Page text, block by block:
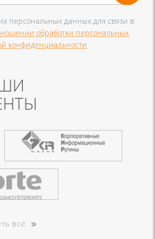
персональных данных для связи в
обработки персональных
конфиденциальности
все